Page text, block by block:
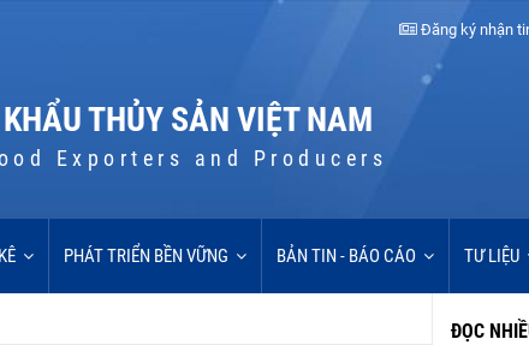
Đăng ký nhận
THỦY SẢN VIỆT NAM
Exporters and Producers
PHÁT TRIỂN BỀN VỮNG BẢN TIN - BÁO CÁO TƯ LIỆU
ĐỌC